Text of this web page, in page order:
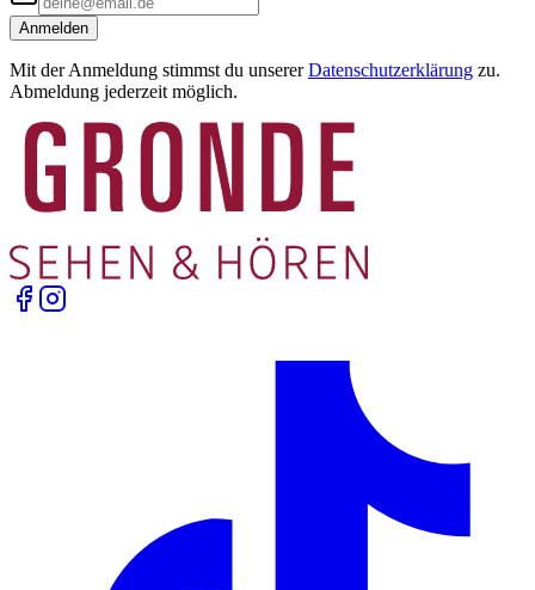
Anmelden
Mit der Anmeldung stimmst du unserer Datenschutzerklärung zu.
Abmeldung jederzeit möglich.